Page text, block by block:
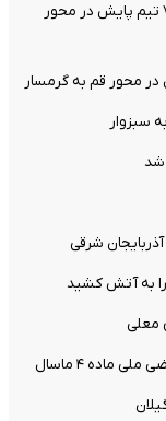
۴ نفر از غرق‌شدگی در زاینده‌رود نجات یافتند؛ ۷۰ تیم پایش در محور
شد
شرقی
به آتش کشید
ماده ۴ ماسال